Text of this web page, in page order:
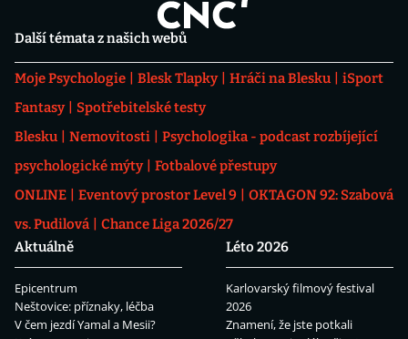
Další témata z našich webů
Moje Psychologie Blesk Tlapky Hráči na Blesku
iSport
Fantasy
Spotřebitelské testy
Blesku
Nemovitosti
Psychologika - podcast rozbíjející
psychologické mýty
Fotbalové přestupy
ONLINE
Eventový prostor Level 9
OKTAGON 92: Szabová
vs. Pudilová
Chance Liga 2026/27
Aktuálně
Epicentrum
Neštovice: příznaky, léčba
V čem jezdí Yamal a Mesii?
Léto 2026
Karlovarský filmový festival
2026
Znamení, že jste potkali